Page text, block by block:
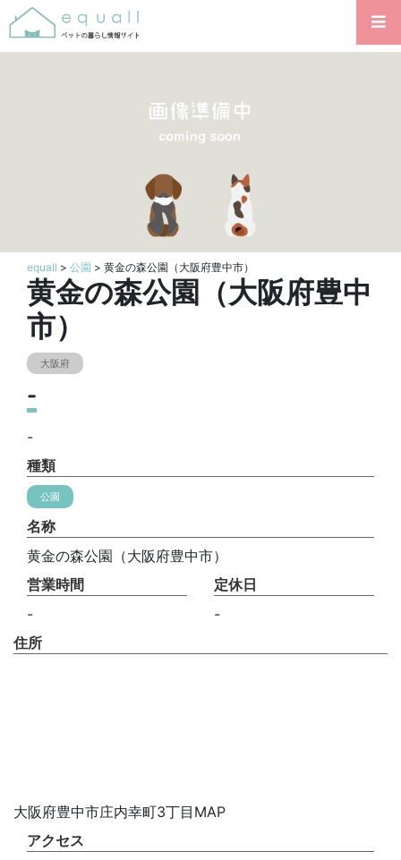
equall > 公園 > 黄金の森公園（大阪府豊中市）
黄金の森公園（大阪府豊中
市）
大阪府
-
-
種類
公園
名称
黄金の森公園（大阪府豊中市）
営業時間
-
定休日
-
住所
大阪府豊中市庄内幸町3丁目MAP
アクセス